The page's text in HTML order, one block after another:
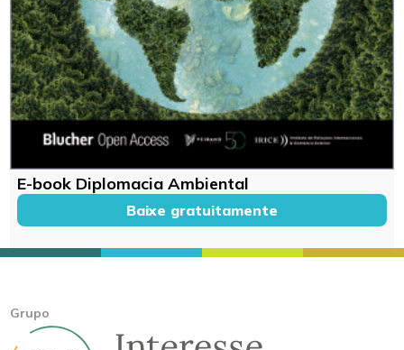
E-book Diplomacia Ambiental
Baixe gratuitamente
Grupo